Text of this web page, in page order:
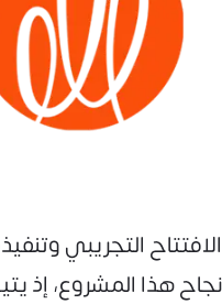
الافتتاح التجريبي
نجاح هذا المشروع، إذ